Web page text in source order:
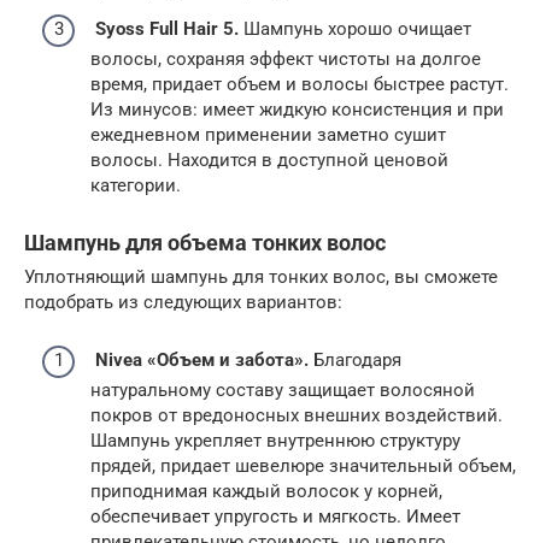
Syoss Full Hair 5. Шампунь хорошо очищает
волосы, сохраняя эффект чистоты на долгое
время, придает объем и волосы быстрее растут.
Из минусов: имеет жидкую консистенция и при
ежедневном применении заметно сушит
волосы. Находится в доступной ценовой
категории.
Шампунь для объема тонких волос
Уплотняющий шампунь для тонких волос, вы сможете
подобрать из следующих вариантов:
Nivea «Объем и забота». Благодаря
натуральному составу защищает волосяной
покров от вредоносных внешних воздействий.
Шампунь укрепляет внутреннюю структуру
прядей, придает шевелюре значительный объем,
приподнимая каждый волосок у корней,
обеспечивает упругость и мягкость. Имеет